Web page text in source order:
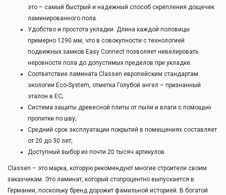
это – самый быстрый и надежный способ скрепления дощечек
ламинированного пола.
Удобство и простота укладки. Длина каждой половицы
примерно 1290 мм, что в совокупности с технологией
подвижных замков Easy Connect позволяет нивелировать
неровности пола до допустимых пределов при укладке.
Соответствие ламината Classen европейским стандартам
экологии Eco-System, отметка Голубой ангел – признанный
эталон в ЕС;
Система защиты древесной плиты от пыли и влаги с помощью
пропитки по шву;
Средний срок эксплуатации покрытий в помещениях составляет
от 20 до 30 лет;
Доступный выбор из почти 20 тысяч артикулов.
Classen – это марка, которую рекомендуют многие строители своим
заказчикам. Это ламинат, который стопроцентно выпускается в
Германии, поскольку бренд дорожит фамильной историей. В богатой